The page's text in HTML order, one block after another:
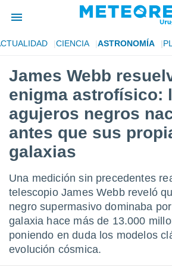
de
ha
para
la
que se
calidad.
a este
las
y
forma
digital
CIENCIA ASTRONOMÍA
James Webb
enigma astrofísico:
agujeros negros
antes que sus
galaxias
Una medición sin precedentes
telescopio James Webb reveló
negro supermasivo dominaba
galaxia hace más de 13.000
poniendo en duda los modelos
evolución cósmica.